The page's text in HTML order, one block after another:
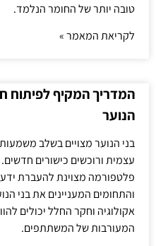
טובה יותר של החומר הנלמד.
לקריאת המאמר »
המדריך המקיף לפיתוח
הנוער
בני הנוער מצויים בשלב
עצמית ורוכשים כישורים חדשים.
פלטפורמה מצוינת להעברת
והתחומים המעניינים את בני
אקולוגיה וחקר החלל יכולים
המעורבות של המשתתפים.